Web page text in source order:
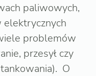
paliwowych,
problemów
przesył czy
O